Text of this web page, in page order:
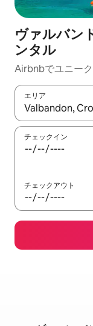
ヴァルバン
ンタル
Airbnbでユニー
エリア
検索結果が表示
チェックイン
チェックアウト